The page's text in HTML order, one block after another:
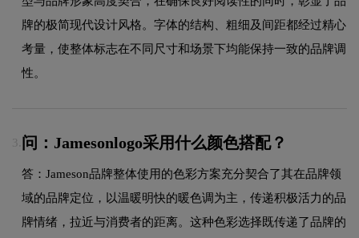
牌的极简现代设计风格。字体的结构、粗细及间距都经过精心
考量，使整体标志在不同尺寸和场景下均能保持一致的品牌调
性。
3. 问：Jamesonlogo采用什么颜色搭配？
答：Jameson品牌整体使用的色彩方案充分契合了其在品牌领
域的品牌定位，以温暖明快的暖色调为主，传递积极活力的品
牌情绪，拉近与消费者的距离。这种色彩选择既传递了品牌的